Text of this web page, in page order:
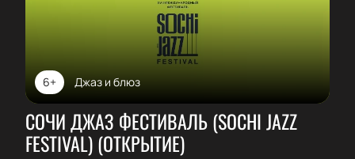
Джаз и блюз
6+
СОЧИ ДЖАЗ ФЕСТИВАЛЬ (SOCHI JAZZ
FESTIVAL) (ОТКРЫТИЕ)